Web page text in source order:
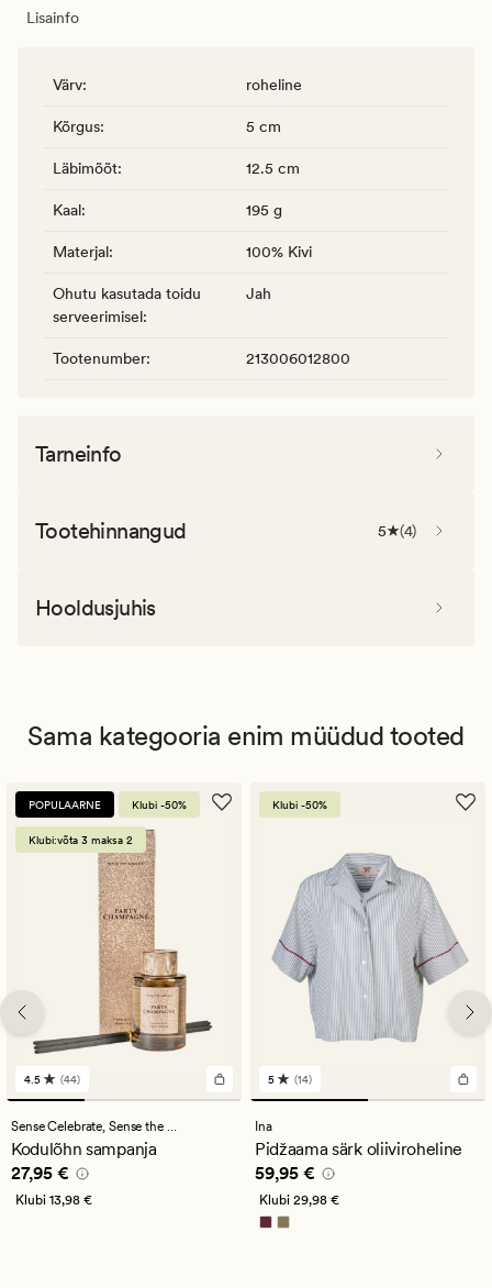
Lisainfo
Värv: roheline
Kõrgus: 5 cm
Läbimõõt: 12.5 cm
Kaal: 195 g
Materjal: 100% Kivi
Ohutu kasutada toidu
serveerimisel:
Jah
Tootenumber: 213006012800
Tarneinfo
Tootehinnangud 5 (4)
Hooldusjuhis
Sama kategooria enim müüdud tooted
POPULAARNE Klubi -50%
Klubi:võta 3 maksa 2
44
arvustust
keskmise
hinnanguga
4.5
4.5 (44)
Sense Celebrate, Sense the Moment
Kodulõhn sampanja
Pris_ee 27,95 €
27,95 €
Klubi 13,98 €
Klubi -50%
14
arvustust
keskmise
hinnanguga
5
5 (14)
Ina
Pidžaama särk oliiviroheline
Pris_ee 59,95 €
59,95 €
Klubi 29,98 €